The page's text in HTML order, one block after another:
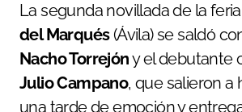
La segunda novillada de la
del Marqués(Ávila) se saldó
Nacho Torrejóny el debutante
Julio Campano, que salieron a
una tarde de emoción y